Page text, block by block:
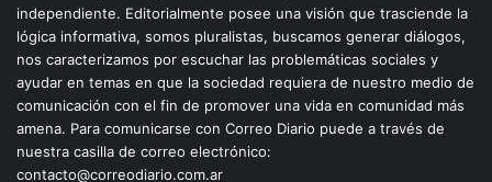
independiente. Editorialmente posee una visión que trasciende la
lógica informativa, somos pluralistas, buscamos generar diálogos,
nos caracterizamos por escuchar las problemáticas sociales y
ayudar en temas en que la sociedad requiera de nuestro medio de
comunicación con el fin de promover una vida en comunidad más
amena. Para comunicarse con Correo Diario puede a través de
nuestra casilla de correo electrónico:
contacto@correodiario.com.ar